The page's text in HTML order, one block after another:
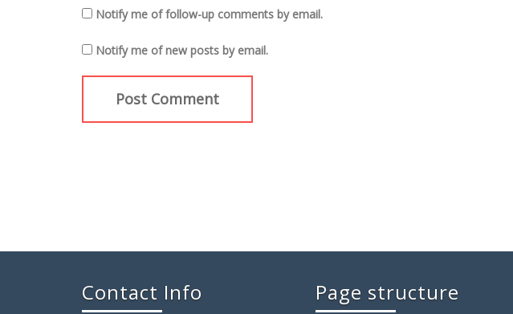
Notify me of follow-up comments by email.
Notify me of new posts by email.
Contact Info Page structure